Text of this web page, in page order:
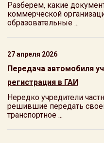
Разберем, какие
коммерческой
образовательные ...
27 апреля 2026
Передача автомобиля
регистрация в ГАИ
Нередко учредители
решившие передать
транспортное ...